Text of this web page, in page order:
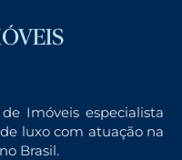
Imóveis especialista
luxo com atuação na
Brasil.